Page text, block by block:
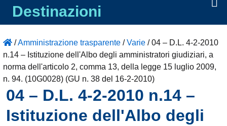
Destinazioni
/Amministrazione trasparente /Varie /04 – D.L. 4-2-2010
n.14 – Istituzione dell'Albo degli amministratori giudiziari, a
norma dell'articolo 2, comma 13, della legge 15 luglio 2009,
n. 94. (10G0028) (GU n. 38 del 16-2-2010)
04 – D.L. 4-2-2010 n.14 –
Istituzione dell'Albo degli